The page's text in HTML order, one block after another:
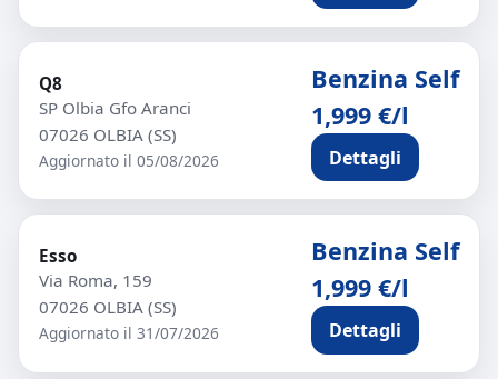
Q8
SP Olbia Gfo Aranci
07026 OLBIA (SS)
Aggiornato il 05/08/2026
Benzina Self
1,999 €/l
Dettagli
Esso
Via Roma, 159
07026 OLBIA (SS)
Aggiornato il 31/07/2026
Benzina Self
1,999 €/l
Dettagli